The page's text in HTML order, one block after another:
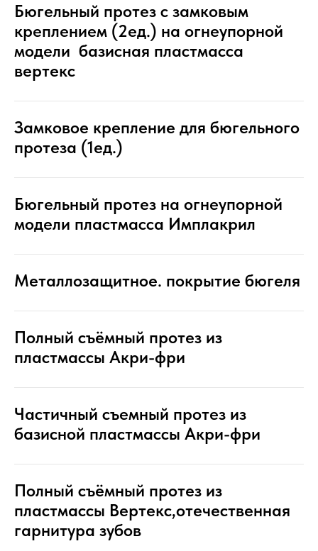
Бюгельный протез с замковым
креплением (2ед.) на огнеупорной
модели базисная пластмасса
вертекс
Замковое крепление для бюгельного
протеза (1ед.)
Бюгельный протез на огнеупорной
модели пластмасса Имплакрил
Металлозащитное. покрытие бюгеля
Полный съёмный протез из
пластмассы Акри-фри
Частичный съемный протез из
базисной пластмассы Акри-фри
Полный съёмный протез из
пластмассы Вертекс,отечественная
гарнитура зубов